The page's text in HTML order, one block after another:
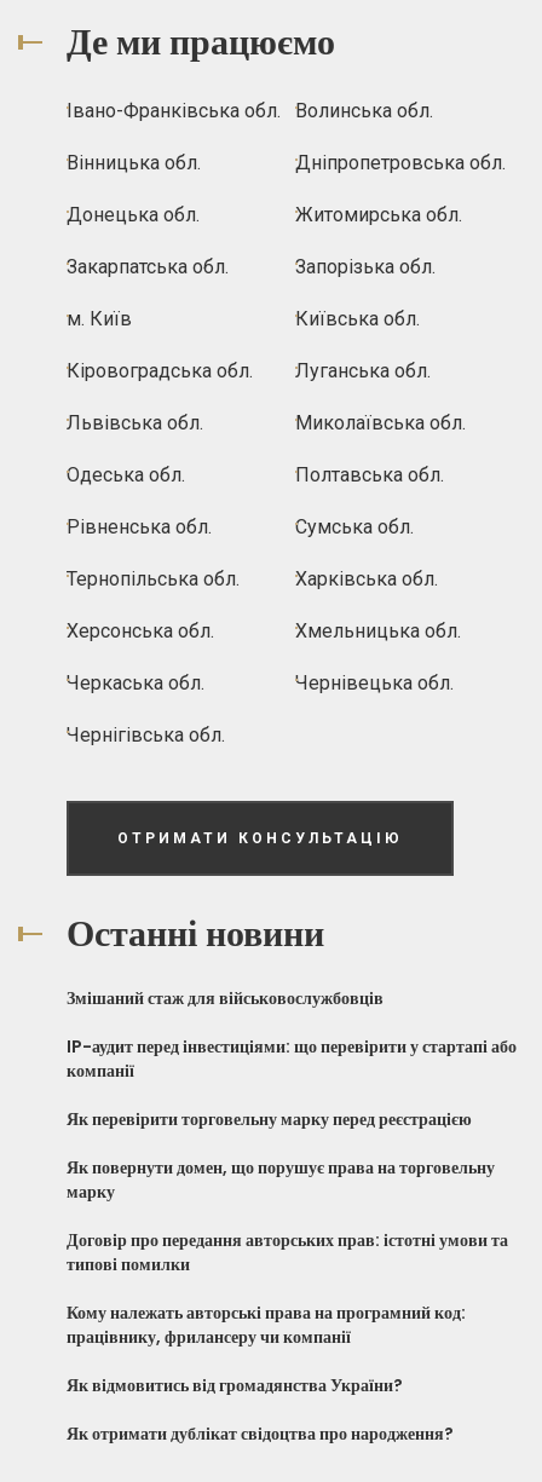
Де ми працюємо
Івано-Франківська обл. Волинська обл.
Вінницька обл. Дніпропетровська обл.
Донецька обл. Житомирська обл.
Закарпатська обл. Запорізька обл.
м. Київ Київська обл.
Кіровоградська обл. Луганська обл.
Львівська обл. Миколаївська обл.
Одеська обл. Полтавська обл.
Рівненська обл. Сумська обл.
Тернопільська обл. Харківська обл.
Херсонська обл. Хмельницька обл.
Черкаська обл. Чернівецька обл.
Чернігівська обл.
ОТРИМАТИ КОНСУЛЬТАЦІЮ
Останні новини
Змішаний стаж для військовослужбовців
IP-аудит перед інвестиціями: що перевірити у стартапі або
компанії
Як перевірити торговельну марку перед реєстрацією
Як повернути домен, що порушує права на торговельну
марку
Договір про передання авторських прав: істотні умови та
типові помилки
Кому належать авторські права на програмний код:
працівнику, фрилансеру чи компанії
Як відмовитись від громадянства України?
Як отримати дублікат свідоцтва про народження?